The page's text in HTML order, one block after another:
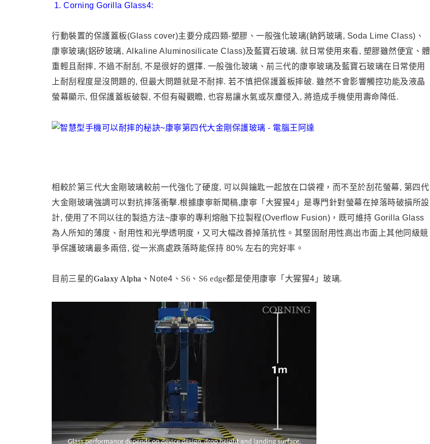
1. Corning Gorilla Glass4:
行動裝置的保護蓋板(Glass cover)主要分成四類-塑膠、一般強化玻璃(鈉鈣玻璃, Soda Lime Class)、
康寧玻璃(鋁矽玻璃, Alkaline Aluminosilicate Class)及藍寶石玻璃. 就日常使用來看, 塑膠雖然便宜、體
重輕且耐摔, 不過不耐刮, 不是很好的選擇. 一般強化玻璃 、 前三代的康寧玻璃及藍寶石玻璃在日常使用
上耐刮程度是沒問題的, 但最大問題就是不耐摔. 若不慎把保護蓋板摔破. 雖然不會影響觸控功能及液晶
螢幕顯示, 但保護蓋板破裂, 不但有礙觀瞻, 也容易讓水氣或灰塵侵入, 將造成手機使用壽命降低.
相較於第三代大金剛玻璃較前一代強化了硬度, 可以與鑰匙一起放在口袋裡，而不至於刮花螢幕, 第四代
大金剛玻璃強調可以對抗摔落衝擊.根據康寧新聞稿,康寧「大猩猩4」是專門針對螢幕在掉落時破損所設
計, 使用了不同以往的製造方法~康寧的專利熔融下拉製程(Overflow Fusion)，既可維持 Gorilla Glass
為人所知的薄度、耐用性和光學透明度，又可大幅改善掉落抗性。其堅固耐用性高出市面上其他同級競
爭保護玻璃最多兩倍, 從一米高處跌落時能保持 80% 左右的完好率。
目前三星的Galaxy Alpha、 Note4 、S6 、S6 edge都是使用 康寧 「大猩猩4」 玻璃.